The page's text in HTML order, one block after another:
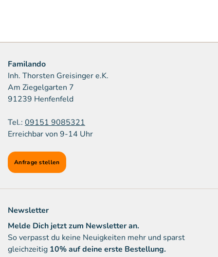
Familando
Inh. Thorsten Greisinger e.K.
Am Ziegelgarten 7
91239 Henfenfeld
Tel.: 09151 9085321
Erreichbar von 9-14 Uhr
Anfrage stellen
Newsletter
Melde Dich jetzt zum Newsletter an.
So verpasst du keine Neuigkeiten mehr und sparst
gleichzeitig 10% auf deine erste Bestellung.